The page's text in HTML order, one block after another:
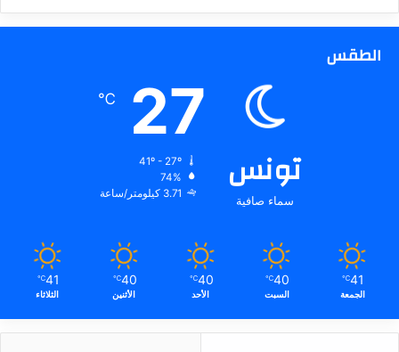
الطقس
تونس
سماء صافية
27
℃
74%
3.71 كيلومتر/ساعة
41
℃
الجمعة
40
℃
السبت
40
℃
الأحد
40
℃
الأثنين
41
℃
الثلاثاء